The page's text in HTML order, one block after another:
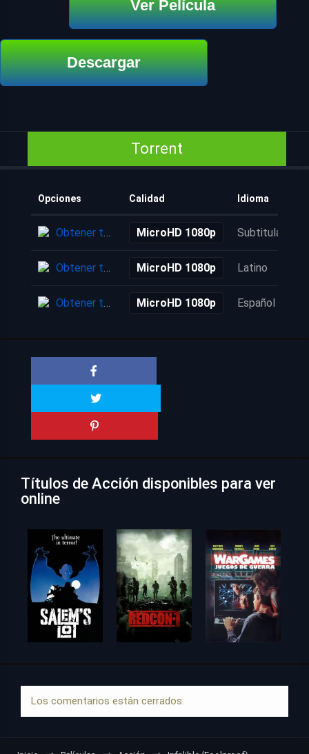
Ver Película
Descargar
Torrent
Opciones Calidad Idioma
Obtener torrent MicroHD 1080p Subtitulada
Obtener torrent MicroHD 1080p Latino
Obtener torrent MicroHD 1080p Español
Títulos de Acción disponibles para ver
online
Los comentarios están cerrados.